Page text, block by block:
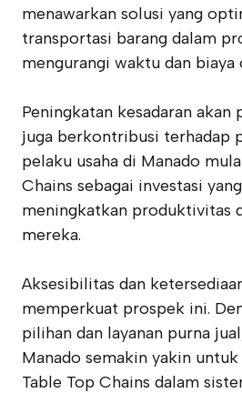
menawarkan solusi yang
transportasi barang dalam
mengurangi waktu dan biaya
Peningkatan kesadaran
juga berkontribusi terhadap
pelaku usaha di Manado
Chains sebagai investasi
meningkatkan produktivitas
mereka.
Aksesibilitas dan
memperkuat prospek ini.
pilihan dan layanan purna
Manado semakin yakin
Table Top Chains dalam